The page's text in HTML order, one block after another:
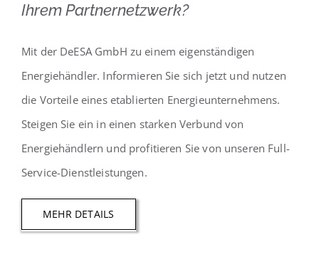
Ihrem Partnernetzwerk?
Mit der DeESA GmbH zu einem eigenständigen
Energiehändler. Informieren Sie sich jetzt und nutzen
die Vorteile eines etablierten Energieunternehmens.
Steigen Sie ein in einen starken Verbund von
Energiehändlern und profitieren Sie von unseren Full-
Service-Dienstleistungen.
MEHR DETAILS